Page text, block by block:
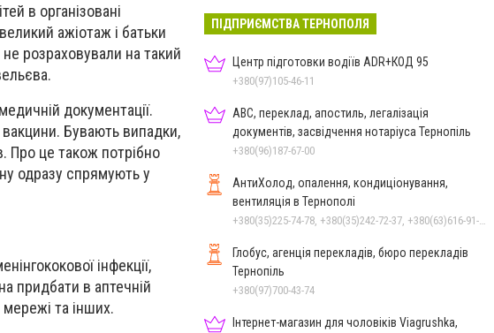
в організовані
ажіотаж і батьки
розраховували на такий
документації.
Бувають випадки,
Про це також потрібно
одразу спрямують у
інфекції,
придбати в аптечній
та інших.
ПІДПРИЄМСТВА ТЕРНОПОЛЯ
Центр підготовки водіїв ADR+КОД 95
+380(97)105-46-11
ABC, переклад, апостиль, легалізація
документів, засвідчення нотаріуса Тернопіль
+380(96)187-67-00
АнтиХолод, опалення, кондиціонування,
вентиляція в Тернополі
+380(35)225-74-78, +380(35)242-72-37, +380(63)616-91-30
Глобус, агенція перекладів, бюро перекладів
Тернопіль
+380(97)700-43-74
Інтернет-магазин для чоловіків Viagrushka,